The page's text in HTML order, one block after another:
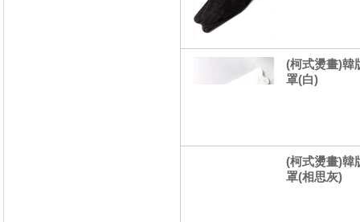
(柯式燙畫)韓
罩(白)
(柯式燙畫)韓
罩(相思灰)